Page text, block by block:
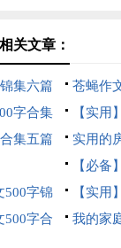
关文章：
集六篇
苍蝇作
字合集
【实用
集五篇
实用的
【必备
500字锦
【实用
500字四
500字合
我的家